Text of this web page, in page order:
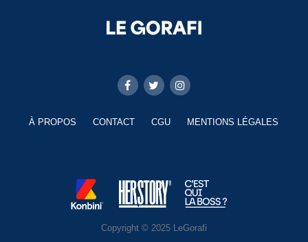
À PROPOS CONTACT CGU MENTIONS LÉGALES
Copyright © 2025 LeGorafi